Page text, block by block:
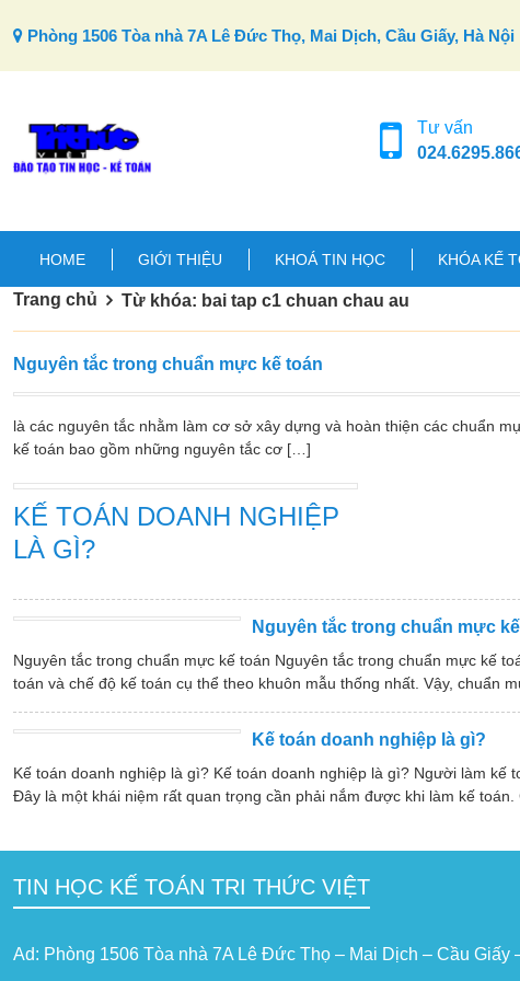
Phòng 1506 Tòa nhà 7A Lê Đức Thọ, Mai Dịch, Cầu Giấy, Hà Nội
Tư vấn
HOME GIỚI THIỆU KHOÁ TIN HỌC KHÓA KẾ
Trang chủ Từ khóa: bai tap c1 chuan chau au
Nguyên tắc trong chuẩn mực kế toán
là các nguyên tắc nhằm làm cơ sở xây dựng và hoàn thiện các chuẩn
kế toán bao gồm những nguyên tắc cơ […]
KẾ TOÁN DOANH NGHIỆP
LÀ GÌ?
Nguyên tắc trong chuẩn mực
Nguyên tắc trong chuẩn mực kế toán Nguyên tắc trong chuẩn mực kế
toán và chế độ kế toán cụ thể theo khuôn mẫu thống nhất. Vậy, chuẩn
Kế toán doanh nghiệp là gì?
Kế toán doanh nghiệp là gì? Kế toán doanh nghiệp là gì? Người làm
Đây là một khái niệm rất quan trọng cần phải nắm được khi làm kế toán.
TIN HỌC KẾ TOÁN TRI THỨC VIỆT
Ad: Phòng 1506 Tòa nhà 7A Lê Đức Thọ – Mai Dịch – Cầu Giấy